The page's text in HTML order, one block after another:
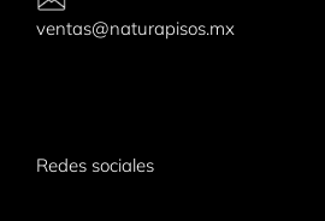
ventas@naturapisos.mx
Redes sociales